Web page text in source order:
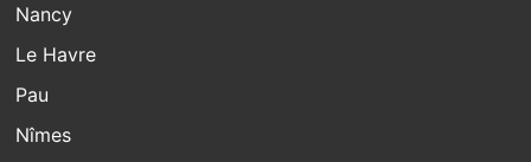
Nancy
Le Havre
Pau
Nîmes